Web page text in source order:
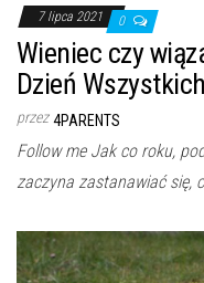
7 lipca 2021 0
Wieniec czy
Dzień
przez 4PARENTS
Follow me Jak co roku,
zaczyna zastanawiać się,